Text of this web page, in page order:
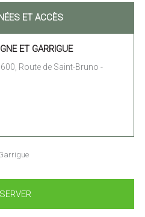
ET ACCÈS
ET GARRIGUE
Route de Saint-Bruno -